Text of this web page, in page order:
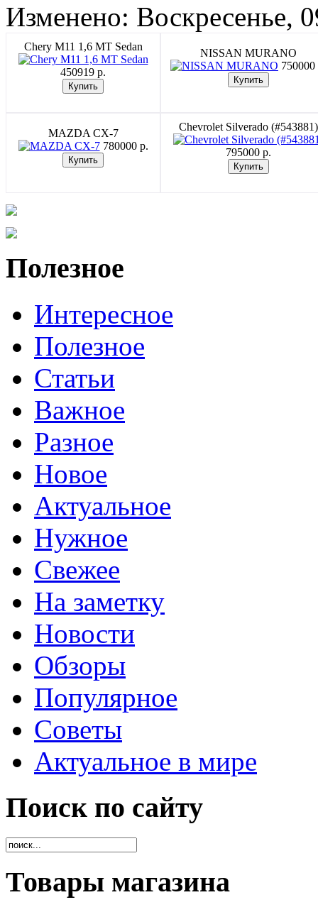
Изменено: Воскресенье,
Chery M11 1,6 MT Sedan
450919 p.
NISSAN MURANO
750000
MAZDA CX-7
780000 p.
Chevrolet Silverado (#543881)
795000 p.
Полезное
Интересное
Полезное
Статьи
Важное
Разное
Новое
Актуальное
Нужное
Свежее
На заметку
Новости
Обзоры
Популярное
Советы
Актуальное в мире
Поиск по сайту
Товары магазина